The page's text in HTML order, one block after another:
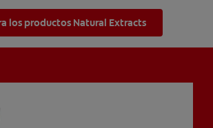
los productos Natural Extracts